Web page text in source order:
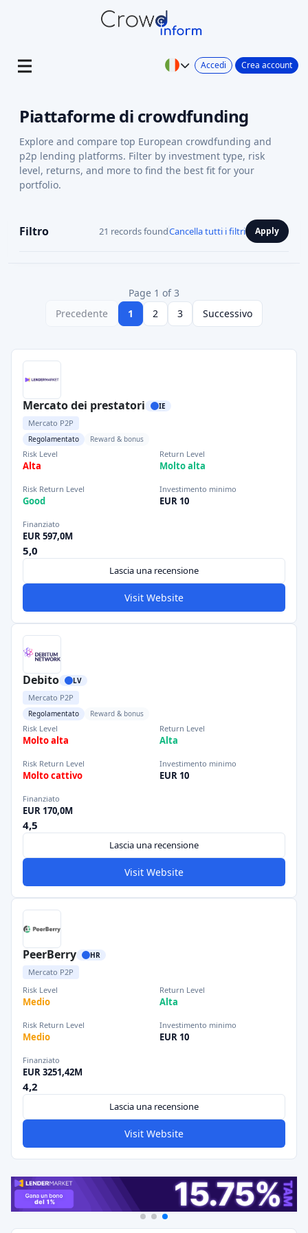
Accedi Crea account
Piattaforme di crowdfunding
Explore and compare top European crowdfunding and
p2p lending platforms. Filter by investment type, risk
level, returns, and more to find the best fit for your
portfolio.
Filtro 21 records foundCancella tutti i filtri Apply
Page 1 of 3
Precedente
1 2 3 Successivo
Mercato dei prestatori IE
Mercato P2P
Regolamentato Reward & bonus
Risk Level
Alta
Return Level
Molto alta
Risk Return Level
Good
Investimento minimo
EUR 10
Finanziato
EUR 597,0M
5,0
Lascia una recensione
Visit Website
Debito LV
Mercato P2P
Regolamentato Reward & bonus
Risk Level
Molto alta
Return Level
Alta
Risk Return Level
Molto cattivo
Investimento minimo
EUR 10
Finanziato
EUR 170,0M
4,5
Lascia una recensione
Visit Website
PeerBerry HR
Mercato P2P
Risk Level
Medio
Return Level
Alta
Risk Return Level
Medio
Investimento minimo
EUR 10
Finanziato
EUR 3251,42M
4,2
Lascia una recensione
Visit Website